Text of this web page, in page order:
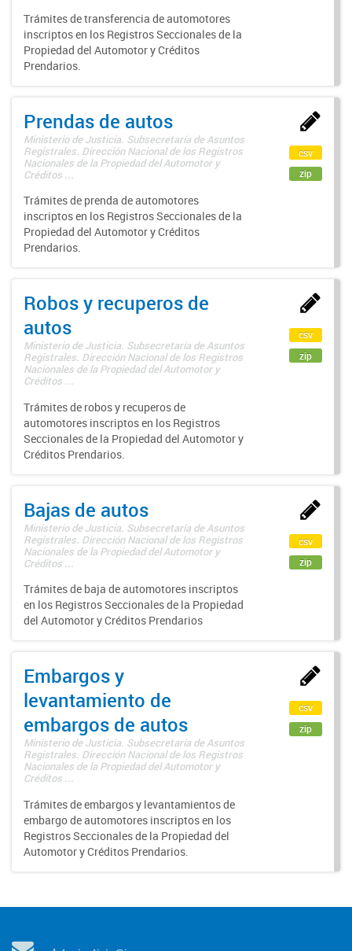
Trámites de transferencia de automotores
inscriptos en los Registros Seccionales de la
Propiedad del Automotor y Créditos
Prendarios.
Prendas de autos
Ministerio de Justicia. Subsecretaría de Asuntos
Registrales. Dirección Nacional de los Registros
Nacionales de la Propiedad del Automotor y
Créditos ...
Trámites de prenda de automotores
inscriptos en los Registros Seccionales de la
Propiedad del Automotor y Créditos
Prendarios.
csv
zip
Robos y recuperos de
autos
Ministerio de Justicia. Subsecretaría de Asuntos
Registrales. Dirección Nacional de los Registros
Nacionales de la Propiedad del Automotor y
Créditos ...
Trámites de robos y recuperos de
automotores inscriptos en los Registros
Seccionales de la Propiedad del Automotor y
Créditos Prendarios.
csv
zip
Bajas de autos
Ministerio de Justicia. Subsecretaría de Asuntos
Registrales. Dirección Nacional de los Registros
Nacionales de la Propiedad del Automotor y
Créditos ...
Trámites de baja de automotores inscriptos
en los Registros Seccionales de la Propiedad
del Automotor y Créditos Prendarios
csv
zip
Embargos y
levantamiento de
embargos de autos
Ministerio de Justicia. Subsecretaría de Asuntos
Registrales. Dirección Nacional de los Registros
Nacionales de la Propiedad del Automotor y
Créditos ...
Trámites de embargos y levantamientos de
embargo de automotores inscriptos en los
Registros Seccionales de la Propiedad del
Automotor y Créditos Prendarios.
csv
zip